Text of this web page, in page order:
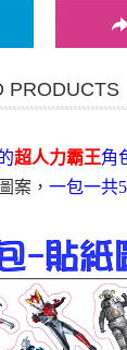
PRODUCTS
超人力霸王角
案， 一包一共